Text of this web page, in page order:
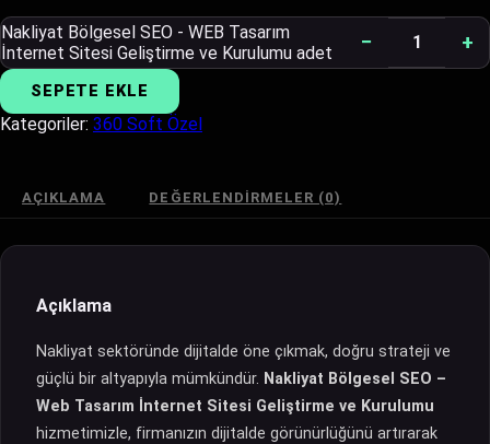
Nakliyat Bölgesel SEO - WEB Tasarım
İnternet Sitesi Geliştirme ve Kurulumu adet
− +
SEPETE EKLE
Kategoriler: 360 Soft Özel
AÇIKLAMA DEĞERLENDIRMELER (0)
Açıklama
Nakliyat sektöründe dijitalde öne çıkmak, doğru strateji ve
güçlü bir altyapıyla mümkündür. Nakliyat Bölgesel SEO –
Web Tasarım İnternet Sitesi Geliştirme ve Kurulumu
hizmetimizle, firmanızın dijitalde görünürlüğünü artırarak